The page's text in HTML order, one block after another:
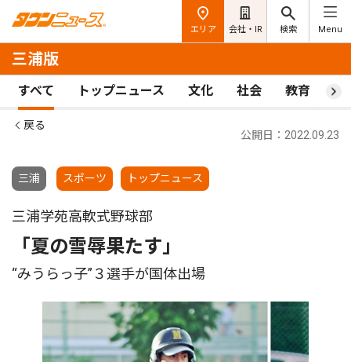
エリア 会社・IR 検索 Menu
三浦版
すべて トップニュース 文化 社会 教育 ス
戻る
三浦 スポーツ トップニュース
公開日：2022.09.23
三浦学苑高軟式野球部
「夏の雪辱果たす」
“みうらっ子”３選手が国体出場